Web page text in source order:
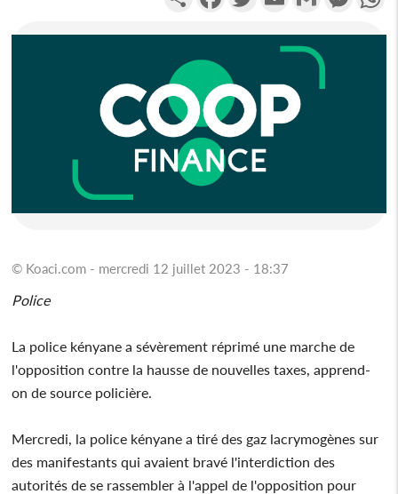
© Koaci.com - mercredi 12 juillet 2023 - 18:37
Police
La police kényane a sévèrement réprimé une marche de
l'opposition contre la hausse de nouvelles taxes, apprend-
on de source policière.
Mercredi, la police kényane a tiré des gaz lacrymogènes sur
des manifestants qui avaient bravé l'interdiction des
autorités de se rassembler à l'appel de l'opposition pour